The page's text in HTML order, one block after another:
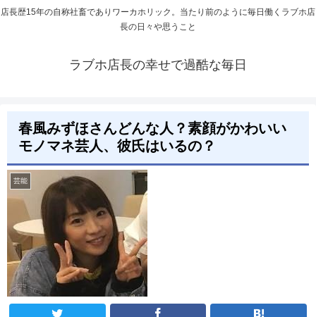
店長歴15年の自称社畜でありワーカホリック。当たり前のように毎日働くラブホ店
長の日々や思うこと
ラブホ店長の幸せで過酷な毎日
春風みずほさんどんな人？素顔がかわいい
モノマネ芸人、彼氏はいるの？
芸能